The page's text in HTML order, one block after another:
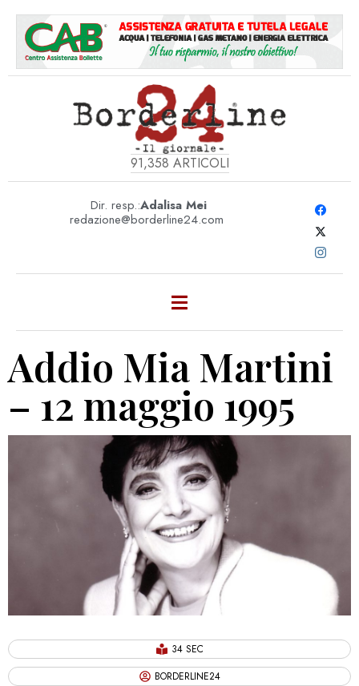
91,358 ARTICOLI
Dir. resp.:Adalisa Mei
redazione@borderline24.com
Addio Mia Martini
– 12 maggio 1995
34 SEC
BORDERLINE24